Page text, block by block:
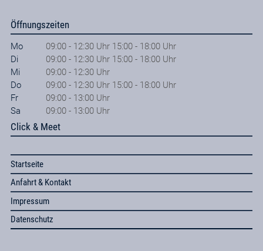
Öffnungszeiten
Mo
09:00 - 12:30 Uhr 15:00 - 18:00 Uhr
Di
09:00 - 12:30 Uhr 15:00 - 18:00 Uhr
Mi
09:00 - 12:30 Uhr
Do
09:00 - 12:30 Uhr 15:00 - 18:00 Uhr
Fr
09:00 - 13:00 Uhr
Sa
09:00 - 13:00 Uhr
Click & Meet
Startseite
Anfahrt & Kontakt
Impressum
Datenschutz